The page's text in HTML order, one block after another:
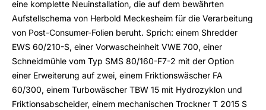
eine komplette Neuinstallation, die auf dem bewährten
Aufstellschema von Herbold Meckesheim für die Verarbeitung
von Post-Consumer-Folien beruht. Sprich: einem Shredder
EWS 60/210-S, einer Vorwascheinheit VWE 700, einer
Schneidmühle vom Typ SMS 80/160-F7-2 mit der Option
einer Erweiterung auf zwei, einem Friktionswäscher FA
60/300, einem Turbowäscher TBW 15 mit Hydrozyklon und
Friktionsabscheider, einem mechanischen Trockner T 2015 S